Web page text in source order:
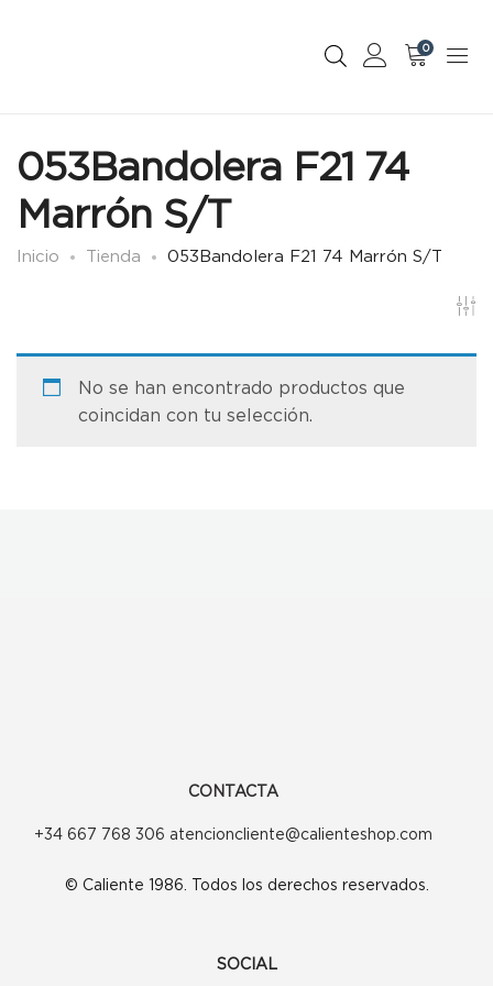
0
053Bandolera F21 74
Marrón S/T
Inicio Tienda 053Bandolera F21 74 Marrón S/T
No se han encontrado productos que
coincidan con tu selección.
CONTACTA
+34 667 768 306 atencioncliente@calienteshop.com
© Caliente 1986. Todos los derechos reservados.
SOCIAL